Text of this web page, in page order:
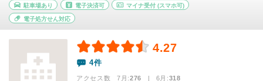
駐車場あり 電子決済可 マイナ受付 (スマホ可)
電子処方せん対応
4.27
4件
アクセス数 7月:276 | 6月:318